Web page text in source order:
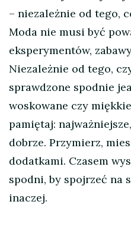
– niezależnie od tego,
Moda nie musi być
eksperymentów,
Niezależnie od tego,
sprawdzone spodnie
woskowane czy
pamiętaj:
dobrze. Przymierz,
dodatkami. Czasem
spodni, by spojrzeć na
inaczej.